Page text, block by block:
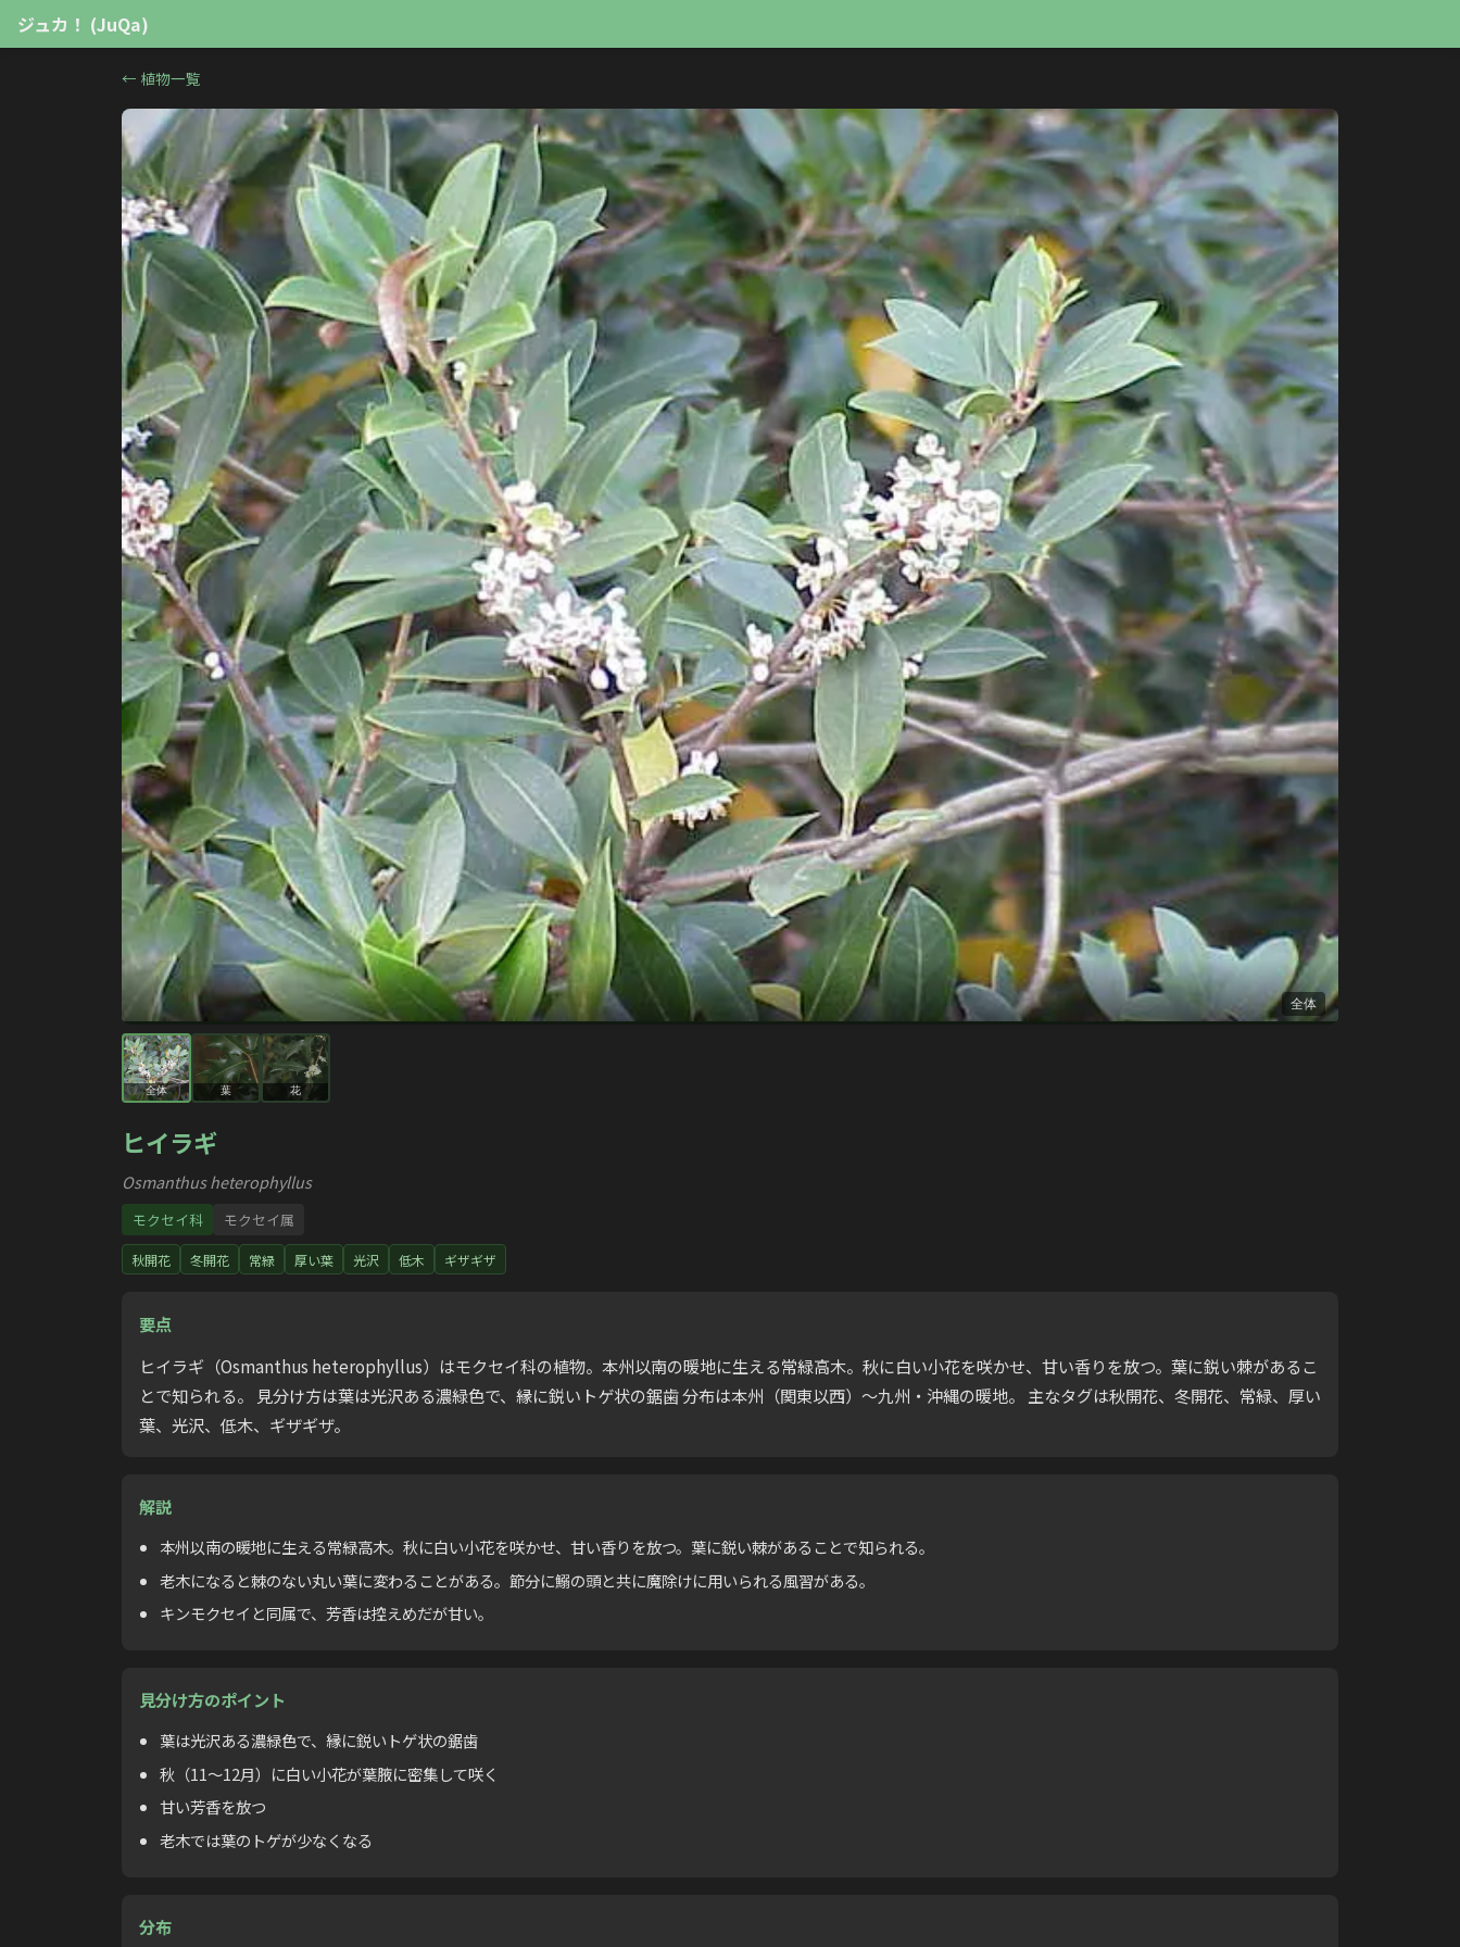
ジュカ！ (JuQa)
← 植物一覧
全体
全体 葉 花
ヒイラギ
Osmanthus heterophyllus
モクセイ科 モクセイ属
秋開花 冬開花 常緑 厚い葉 光沢 低木 ギザギザ
要点
ヒイラギ（Osmanthus heterophyllus）はモクセイ科の植物。本州以南の暖地に生える常緑高木。秋に白い小花を咲かせ、甘い香りを放つ。葉に鋭い棘があるこ
とで知られる。 見分け方は葉は光沢ある濃緑色で、縁に鋭いトゲ状の鋸歯 分布は本州（関東以西）〜九州・沖縄の暖地。 主なタグは秋開花、冬開花、常緑、厚い
葉、光沢、低木、ギザギザ。
解説
本州以南の暖地に生える常緑高木。秋に白い小花を咲かせ、甘い香りを放つ。葉に鋭い棘があることで知られる。
老木になると棘のない丸い葉に変わることがある。節分に鰯の頭と共に魔除けに用いられる風習がある。
キンモクセイと同属で、芳香は控えめだが甘い。
見分け方のポイント
葉は光沢ある濃緑色で、縁に鋭いトゲ状の鋸歯
秋（11〜12月）に白い小花が葉腋に密集して咲く
甘い芳香を放つ
老木では葉のトゲが少なくなる
分布